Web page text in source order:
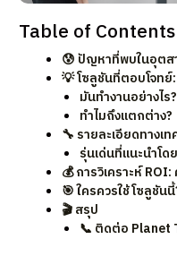
Table of Contents
😰 ปัญหาที่พบในอุตส
💡 โซลูชันที่ตอบโจทย์
มันทำงานอย่างไร?
ทำไมถึงแตกต่าง?
🔧 รายละเอียดทาง
รุ่นเด่นที่แนะนำโ
💰 การวิเคราะห์
🎯 ใครควรใช้โซลูชัน
🎬 สรุป
📞 ติดต่อ Planet